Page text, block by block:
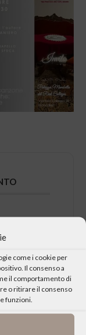
come i cookie per
Il consenso a
il comportamento di
o ritirare il consenso
funzioni.